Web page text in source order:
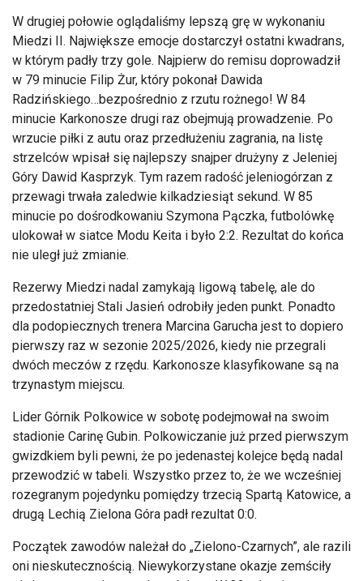
W drugiej połowie oglądaliśmy lepszą grę w wykonaniu
Miedzi II. Największe emocje dostarczył ostatni kwadrans,
w którym padły trzy gole. Najpierw do remisu doprowadził
w 79 minucie Filip Żur, który pokonał Dawida
Radzińskiego…bezpośrednio z rzutu rożnego! W 84
minucie Karkonosze drugi raz obejmują prowadzenie. Po
wrzucie piłki z autu oraz przedłużeniu zagrania, na listę
strzelców wpisał się najlepszy snajper drużyny z Jeleniej
Góry Dawid Kasprzyk. Tym razem radość jeleniogórzan z
przewagi trwała zaledwie kilkadziesiąt sekund. W 85
minucie po dośrodkowaniu Szymona Pączka, futbolówkę
ulokował w siatce Modu Keita i było 2:2. Rezultat do końca
nie uległ już zmianie.
Rezerwy Miedzi nadal zamykają ligową tabelę, ale do
przedostatniej Stali Jasień odrobiły jeden punkt. Ponadto
dla podopiecznych trenera Marcina Garucha jest to dopiero
pierwszy raz w sezonie 2025/2026, kiedy nie przegrali
dwóch meczów z rzędu. Karkonosze klasyfikowane są na
trzynastym miejscu.
Lider Górnik Polkowice w sobotę podejmował na swoim
stadionie Carinę Gubin. Polkowiczanie już przed pierwszym
gwizdkiem byli pewni, że po jedenastej kolejce będą nadal
przewodzić w tabeli. Wszystko przez to, że we wcześniej
rozegranym pojedynku pomiędzy trzecią Spartą Katowice, a
drugą Lechią Zielona Góra padł rezultat 0:0.
Początek zawodów należał do „Zielono-Czarnych”, ale razili
oni nieskutecznością. Niewykorzystane okazje zemściły